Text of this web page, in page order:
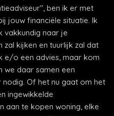
ben ik er met
jouw financiële situatie. Ik
vakkundig naar je
zal kijken en tuurlijk zal dat
e/o een advies, maar kom
we daar samen een
Of het nu gaat om het
ingewikkelde
aan te kopen woning, elke